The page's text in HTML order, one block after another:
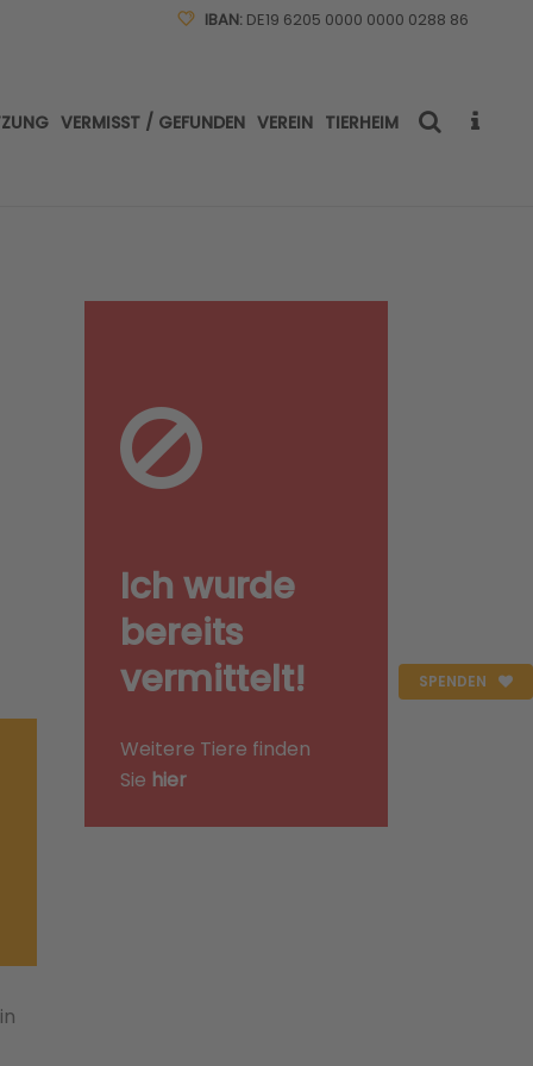
IBAN: DE19 6205 0000 0000 0288 86
VERMISST / GEFUNDEN VEREIN TIERHEIM
SPENDEN
Ich wurde
bereits
vermittelt!
Weitere Tiere finden
Sie hier